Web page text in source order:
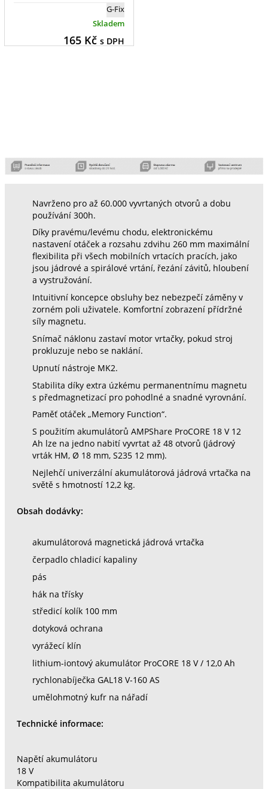
G-Fix
Skladem
165Kč s DPH
Navrženo pro až 60.000 vyvrtaných otvorů a dobu
používání 300h.
Díky pravému/levému chodu, elektronickému
nastavení otáček a rozsahu zdvihu 260 mm maximální
flexibilita při všech mobilních vrtacích pracích, jako
jsou jádrové a spirálové vrtání, řezání závitů, hloubení
a vystružování.
Intuitivní koncepce obsluhy bez nebezpečí záměny v
zorném poli uživatele. Komfortní zobrazení přídržné
síly magnetu.
Snímač náklonu zastaví motor vrtačky, pokud stroj
prokluzuje nebo se naklání.
Upnutí nástroje MK2.
Stabilita díky extra úzkému permanentnímu magnetu
s předmagnetizací pro pohodlné a snadné vyrovnání.
Paměť otáček „Memory Function“.
S použitím akumulátorů AMPShare ProCORE 18 V 12
Ah lze na jedno nabití vyvrtat až 48 otvorů (jádrový
vrták HM, Ø 18 mm, S235 12 mm).
Nejlehčí univerzální akumulátorová jádrová vrtačka na
světě s hmotností 12,2 kg.
Obsah dodávky:
akumulátorová magnetická jádrová vrtačka
čerpadlo chladicí kapaliny
pás
hák na třísky
středicí kolík 100 mm
dotyková ochrana
vyrážecí klín
lithium-iontový akumulátor ProCORE 18 V / 12,0 Ah
rychlonabíječka GAL18 V-160 AS
umělohmotný kufr na nářadí
Technické informace:
Napětí akumulátoru
18 V
Kompatibilita akumulátoru